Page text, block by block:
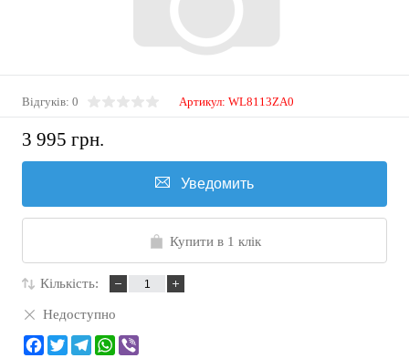
Відгуків: 0 Артикул: WL8113ZA0
3 995 грн.
Уведомить
Купити в 1 клік
Кількість:
Недоступно